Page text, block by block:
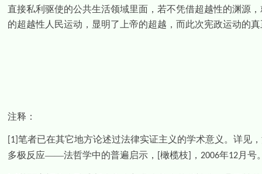
直接私利驱使的公共生活领域里面，若不凭借超越性的渊源
的超越性人民运动，显明了上帝的超越，而此次宪政运动的
注释：
[1] 笔者已在其它地方论述过法律实证主义的学术意义。详见
多极反应——法哲学中的普遍启示，
橄榄枝 ， 2006年12月号